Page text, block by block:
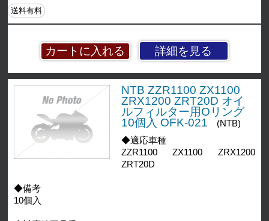
詳細を見る
送料有料
NTB ZZR1100 ZX1100
ZRX1200 ZRT20D オイ
ルフィルター用Oリング
10個入 OFK-021
(NTB)
◆適応車種
ZZR1100 ZX1100 ZRX1200
ZRT20D
◆備考
10個入